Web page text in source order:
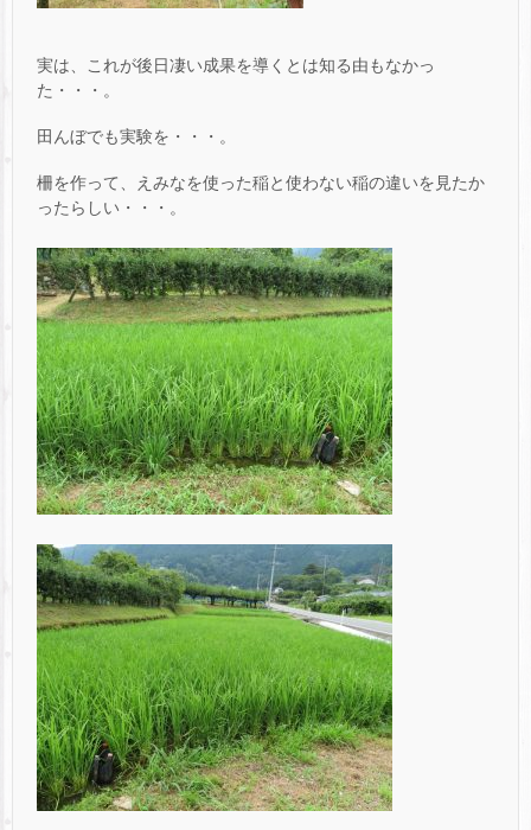
実は、これが後日凄い成果を導くとは知る由もなかっ
た・・・。
田んぼでも実験を・・・。
柵を作って、えみなを使った稲と使わない稲の違いを見たか
ったらしい・・・。